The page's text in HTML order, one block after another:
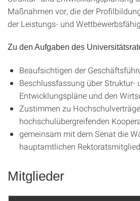
Maßnahmen vor, die der
der Leistungs- und
Zu den Aufgaben des
Beaufsichtigen der
Beschlussfassung über Struktur-
Entwicklungspläne und den
Zustimmen zu
hochschulübergreifenden
gemeinsam mit dem Senat die
hauptamtlichen
Mitglieder